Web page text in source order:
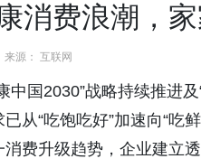
消费浪潮，
源： 互联网
中国2030”战略持续推进
从“吃饱吃好”加速向“吃
消费升级趋势，企业建立